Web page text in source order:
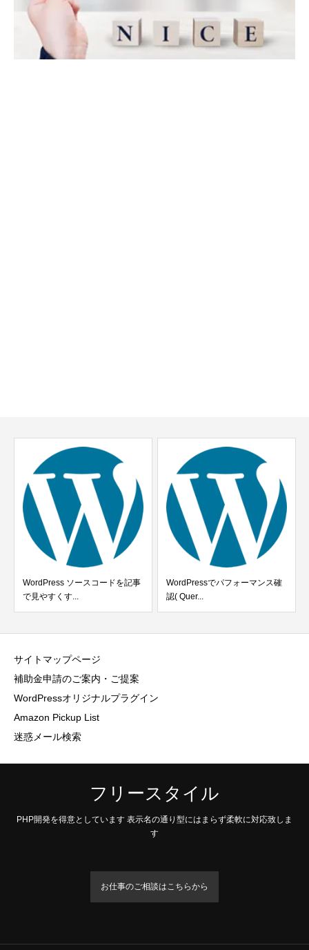
WordPress ソースコードを記事
で見やすくす...
WordPressでパフォーマンス確
認( Quer...
サイトマップページ
補助金申請のご案内・ご提案
WordPressオリジナルプラグイン
Amazon Pickup List
迷惑メール検索
フリースタイル
PHP開発を得意としています 表示名の通り型にはまらず柔軟に対応致しま
す
お仕事のご相談はこちらから